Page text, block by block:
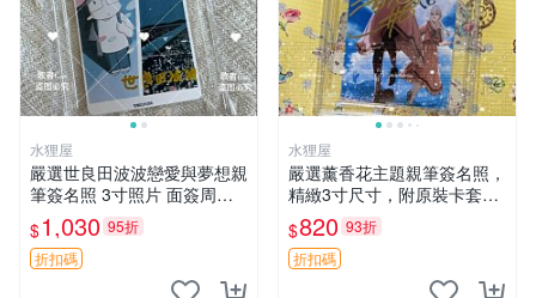
水狸屋
嚴選世良田波波戀愛與夢想親
筆簽名照 3寸照片 面簽周邊
照片卡磚
$1,030 95折
折扣碼
水狸屋
嚴選薰香花主題親筆簽名照，
精緻3寸尺寸，附原裝卡套。
收藏級品相，值得珍藏。 薰
香花 花卉 照片
$820 93折
折扣碼